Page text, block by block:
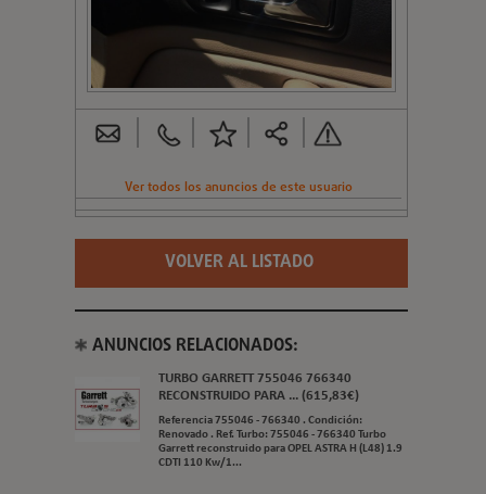
Ver todos los anuncios de este usuario
VOLVER AL LISTADO
ANUNCIOS RELACIONADOS:
TURBO GARRETT 755046 766340
RECONSTRUIDO PARA ... (615,83€)
Referencia 755046 - 766340 . Condición:
Renovado . Ref. Turbo: 755046 - 766340 Turbo
Garrett reconstruido para OPEL ASTRA H (L48) 1.9
CDTI 110 Kw/1...